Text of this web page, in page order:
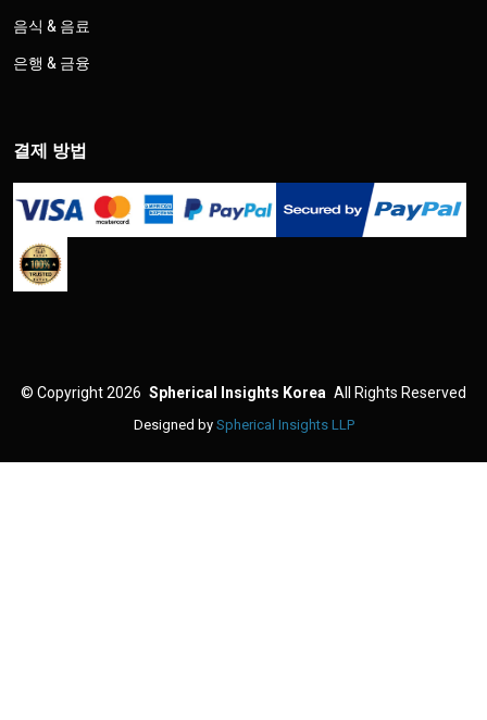
음식 & 음료
은행 & 금융
결제 방법
© Copyright 2026 Spherical Insights Korea All Rights Reserved
Designed by Spherical Insights LLP